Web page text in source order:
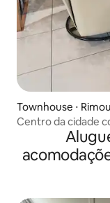
Townhouse ⋅
Centro da cidade